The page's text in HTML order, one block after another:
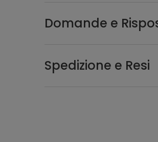
Domande e
Spedizione e Resi